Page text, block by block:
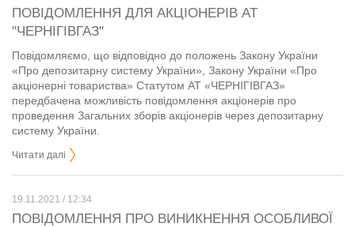
ПОВІДОМЛЕННЯ ДЛЯ АКЦІОНЕРІВ АТ
"ЧЕРНІГІВГАЗ"
Повідомляємо, що відповідно до положень Закону України
«Про депозитарну систему України», Закону України «Про
акціонерні товариства» Статутом АТ «ЧЕРНІГІВГАЗ»
передбачена можливість повідомлення акціонерів про
проведення Загальних зборів акціонерів через депозитарну
систему України.
Читати далі
19.11.2021 / 12:34
ПОВІДОМЛЕННЯ ПРО ВИНИКНЕННЯ ОСОБЛИВОЇ